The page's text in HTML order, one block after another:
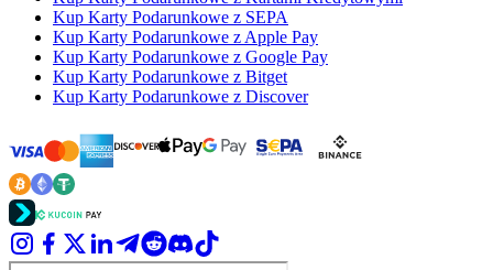
Kup Karty Podarunkowe z SEPA
Kup Karty Podarunkowe z Apple Pay
Kup Karty Podarunkowe z Google Pay
Kup Karty Podarunkowe z Bitget
Kup Karty Podarunkowe z Discover